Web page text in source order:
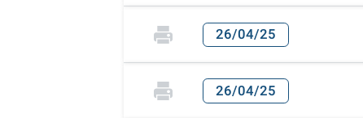
26/04/25
26/04/25